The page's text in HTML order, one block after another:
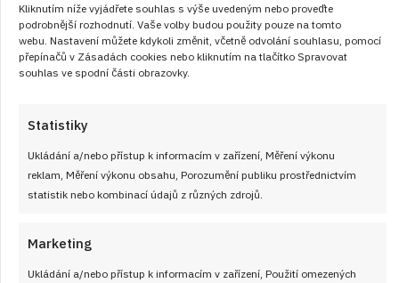
Kliknutím níže vyjádřete souhlas s výše uvedeným nebo proveďte
podrobnější rozhodnutí. Vaše volby budou použity pouze na tomto
webu. Nastavení můžete kdykoli změnit, včetně odvolání souhlasu, pomocí
přepínačů v Zásadách cookies nebo kliknutím na tlačítko Spravovat
souhlas ve spodní části obrazovky.
Statistiky
Ukládání a/nebo přístup k informacím v zařízení, Měření výkonu
reklam, Měření výkonu obsahu, Porozumění publiku prostřednictvím
statistik nebo kombinací údajů z různých zdrojů.
Marketing
Ukládání a/nebo přístup k informacím v zařízení, Použití omezených
speciální pletýnky, budou uždibovat všichni! Vyzkoušejte je i
vy.